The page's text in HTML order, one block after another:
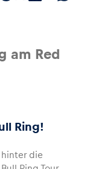
am Red
Ring!
hinter die